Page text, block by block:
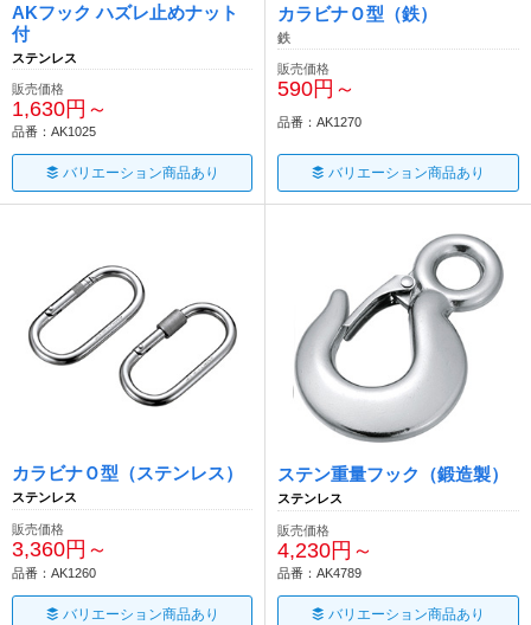
AKフック ハズレ止めナット
付
ステンレス
販売価格
1,630円～
品番：AK1025
バリエーション商品あり
カラビナＯ型（鉄）
鉄
販売価格
590円～
品番：AK1270
バリエーション商品あり
カラビナＯ型（ステンレス）
ステンレス
販売価格
3,360円～
品番：AK1260
バリエーション商品あり
ステン重量フック（鍛造製）
ステンレス
販売価格
4,230円～
品番：AK4789
バリエーション商品あり